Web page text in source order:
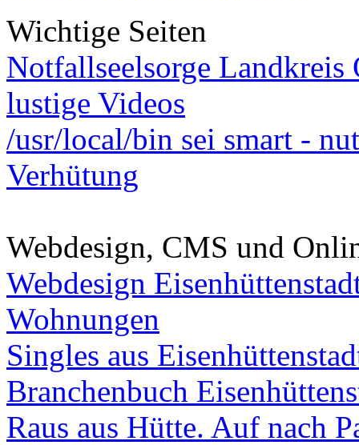
Wichtige Seiten
Notfallseelsorge Landkreis
lustige Videos
/usr/local/bin sei smart -
Verhütung
Webdesign, CMS und
Webdesign
Wohnungen
Singles aus
Branchenbuch
Raus aus Hütte. Auf nach